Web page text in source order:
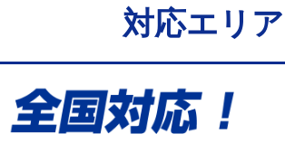
給水管工事※（保温材使用（バンド止
給水管工事※（土の掘削・埋め戻し作
業)
対応エリア